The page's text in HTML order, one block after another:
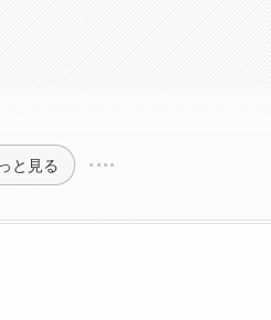
と見る